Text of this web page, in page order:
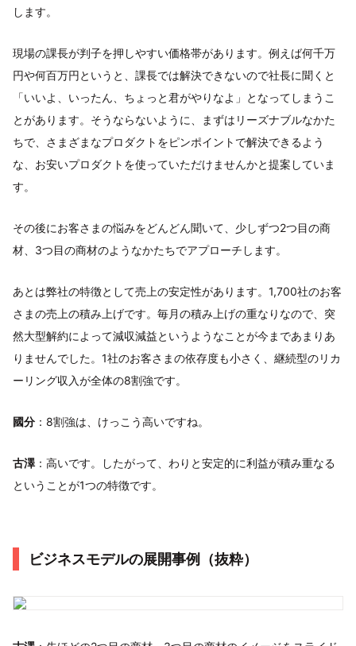
します。
現場の課長が判子を押しやすい価格帯があります。例えば何千万
円や何百万円というと、課長では解決できないので社長に聞くと
「いいよ、いったん、ちょっと君がやりなよ」となってしまうこ
とがあります。そうならないように、まずはリーズナブルなかた
ちで、さまざまなプロダクトをピンポイントで解決できるよう
な、お安いプロダクトを使っていただけませんかと提案していま
す。
その後にお客さまの悩みをどんどん聞いて、少しずつ2つ目の商
材、3つ目の商材のようなかたちでアプローチします。
あとは弊社の特徴として売上の安定性があります。1,700社のお客
さまの売上の積み上げです。毎月の積み上げの重なりなので、突
然大型解約によって減収減益というようなことが今まであまりあ
りませんでした。1社のお客さまの依存度も小さく、継続型のリカ
ーリング収入が全体の8割強です。
國分 ：8割強は、けっこう高いですね。
古澤：高いです。したがって、わりと安定的に利益が積み重なる
ということが1つの特徴です。
ビジネスモデルの展開事例（抜粋）